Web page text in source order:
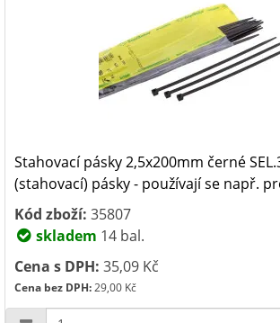
Stahovací pásky 2,5x200mm černé
(stahovací) pásky - používají se např.
Kód zboží: 35807
skladem 14 bal.
Cena s DPH: 35,09 Kč
Cena bez DPH:29,00 Kč